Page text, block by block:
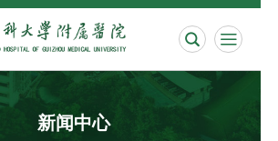
 
新闻中心